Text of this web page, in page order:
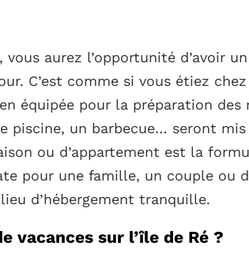
aurez l’opportunité d’avoir
C’est comme si vous étiez
équipée pour la préparation des
piscine, un barbecue… seront
ou d’appartement est la
pour une famille, un couple ou
d’hébergement tranquille.
vacances sur l’île de Ré ?